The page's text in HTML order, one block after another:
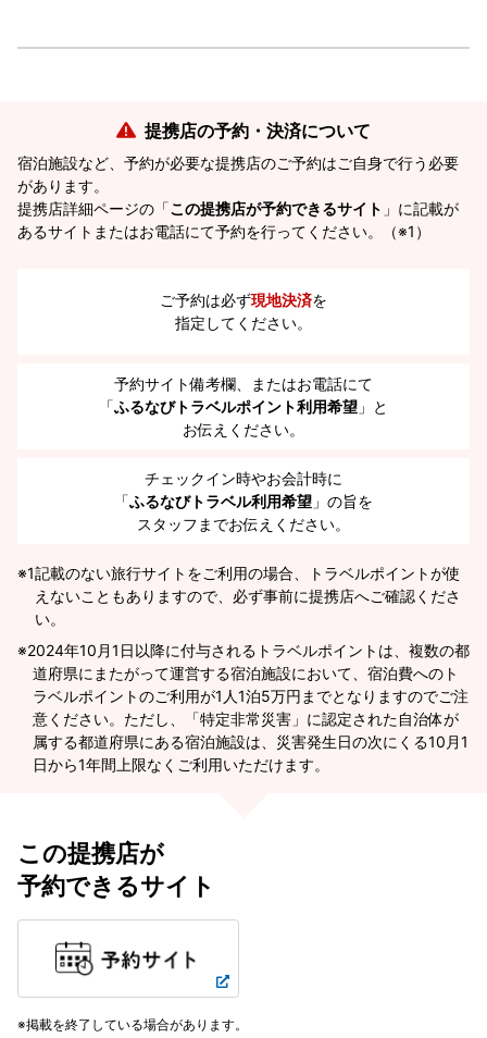
提携店の予約・決済について
宿泊施設など、予約が必要な提携店のご予約はご自身で行う必要
があります。
提携店詳細ページの「この提携店が予約できるサイト 」に記載が
あるサイトまたはお電話にて予約を行ってください。（※1）
ご予約は必ず現地決済を
指定してください。
予約サイト備考欄、またはお電話にて
「ふるなびトラベルポイント利用希望 」と
お伝えください。
チェックイン時やお会計時に
「ふるなびトラベル利用希望 」の旨を
スタッフまでお伝えください。
※1記載のない旅行サイトをご利用の場合、トラベルポイントが使
えないこともありますので、必ず事前に提携店へご確認くださ
い。
2024年10月1日以降に付与されるトラベルポイントは、複数の都
道府県にまたがって運営する宿泊施設において、宿泊費へのト
ラベルポイントのご利用が1人1泊5万円までとなりますのでご注
意ください。ただし、「特定非常災害」に認定された自治体が
属する都道府県にある宿泊施設は、災害発生日の次にくる10月1
日から1年間上限なくご利用いただけます。
この提携店が
予約できるサイト
掲載を終了している場合があります。